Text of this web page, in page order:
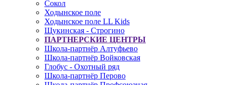
Сокол
Ходынское поле
Ходынское поле LL Kids
Щукинская - Строгино
ПАРТНЕРСКИЕ ЦЕНТРЫ
Школа-партнёр Алтуфьево
Школа-партнёр Войковская
Глобус - Охотный ряд
Школа-партнёр Перово